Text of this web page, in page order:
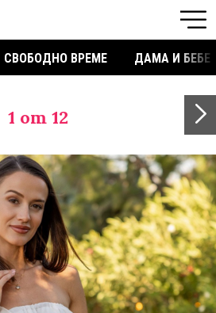
СВОБОДНО ВРЕМЕ ДАМА И БЕБЕ
1 от 12